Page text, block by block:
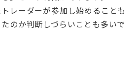
レーダーが参加し始めることも
のか判断しづらいことも多いで